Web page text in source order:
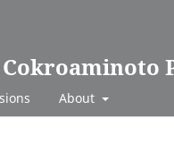
About